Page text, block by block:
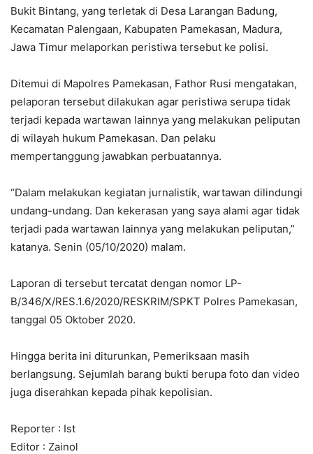
Bukit Bintang, yang terletak di Desa Larangan Badung,
Kecamatan Palengaan, Kabupaten Pamekasan, Madura,
Jawa Timur melaporkan peristiwa tersebut ke polisi.
Ditemui di Mapolres Pamekasan, Fathor Rusi mengatakan,
pelaporan tersebut dilakukan agar peristiwa serupa tidak
terjadi kepada wartawan lainnya yang melakukan peliputan
di wilayah hukum Pamekasan. Dan pelaku
mempertanggung jawabkan perbuatannya.
“Dalam melakukan kegiatan jurnalistik, wartawan dilindungi
undang-undang. Dan kekerasan yang saya alami agar tidak
terjadi pada wartawan lainnya yang melakukan peliputan,”
katanya. Senin (05/10/2020) malam.
Laporan di tersebut tercatat dengan nomor LP-
B/346/X/RES.1.6/2020/RESKRIM/SPKT Polres Pamekasan,
tanggal 05 Oktober 2020.
Hingga berita ini diturunkan, Pemeriksaan masih
berlangsung. Sejumlah barang bukti berupa foto dan video
juga diserahkan kepada pihak kepolisian.
Reporter : Ist
Editor : Zainol